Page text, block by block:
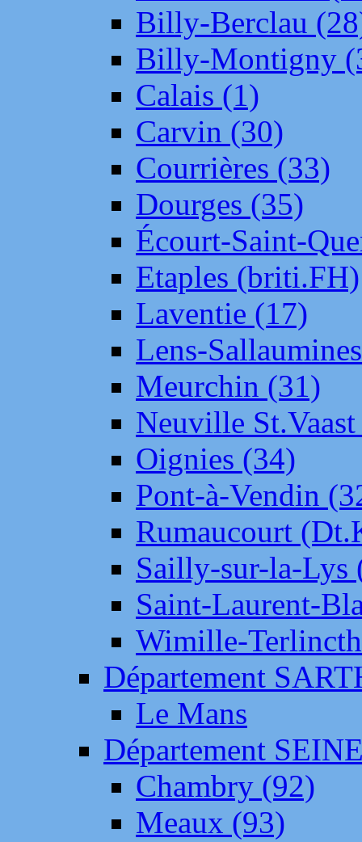
Billy-Berclau
Billy-Montigny
Calais (1)
Carvin (30)
Courrières (33)
Dourges (35)
Écourt-Saint-
Etaples (briti.FH)
Laventie (17)
Lens-
Meurchin (31)
Neuville
Oignies (34)
Pont-à-Vendin
Rumaucourt
Sailly-sur-la-Lys
Saint-Laurent-
Wimille-
Département
Le Mans
Département
Chambry (92)
Meaux (93)